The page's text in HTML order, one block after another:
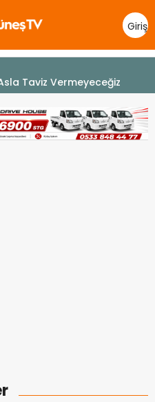
Giriş
Yap
Taviz Vermeyeceğiz